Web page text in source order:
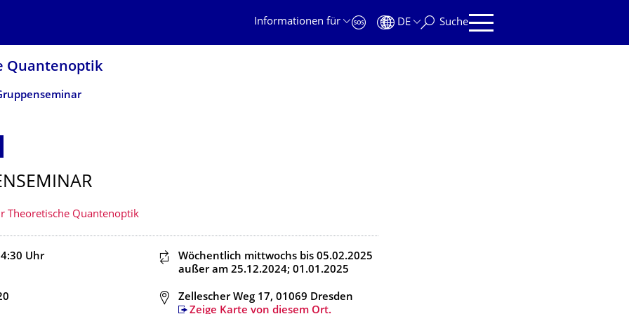
Informationen für
DE Suche
Quantenoptik
Theoretische Quantenoptik
Uhr Dieser Termin wiederholt sich
Wöchentlich mittwochs bis 05.02.2025
außer am 25.12.2024; 01.01.2025
Adresse
Zellescher Weg 17, 01069 Dresden
Zeige Karte von diesem Ort.